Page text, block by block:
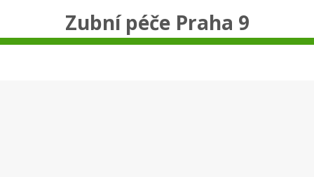
Zubní péče Praha 9